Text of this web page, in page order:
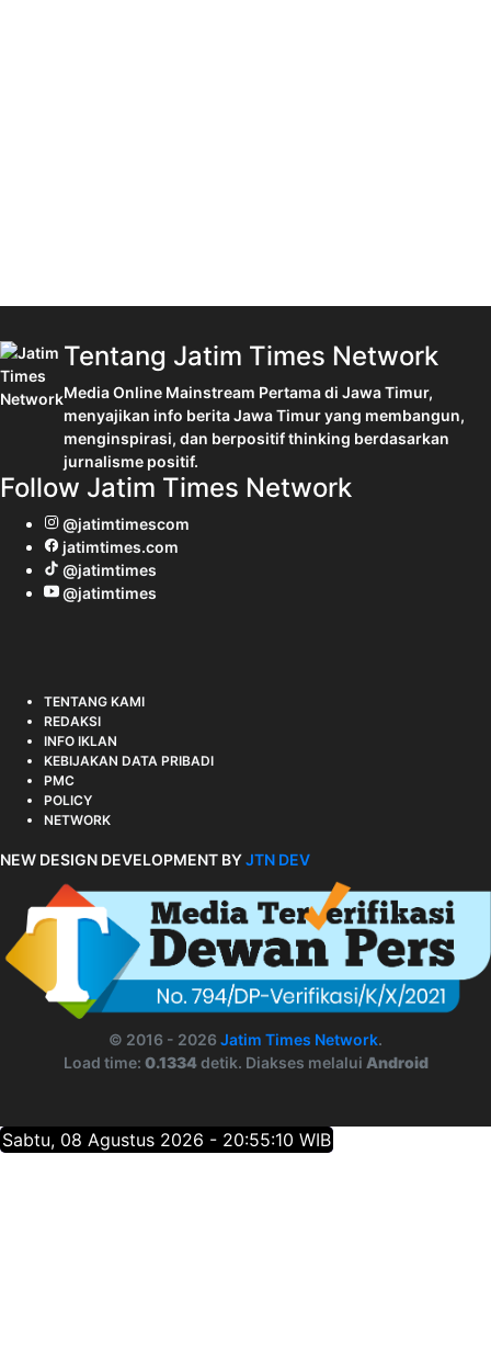
Tentang Jatim Times Network
Media Online Mainstream Pertama di Jawa Timur,
menyajikan info berita Jawa Timur yang membangun,
menginspirasi, dan berpositif thinking berdasarkan
jurnalisme positif.
Follow Jatim Times Network
@jatimtimescom
jatimtimes.com
@jatimtimes
@jatimtimes
TENTANG KAMI
REDAKSI
INFO IKLAN
KEBIJAKAN DATA PRIBADI
PMC
POLICY
NETWORK
NEW DESIGN DEVELOPMENT BYJTN DEV
© 2016 - 2026 Jatim Times Network.
Load time: 0.1334detik. Diakses melalui Android
Sabtu, 08 Agustus 2026 - 20:55:11 WIB